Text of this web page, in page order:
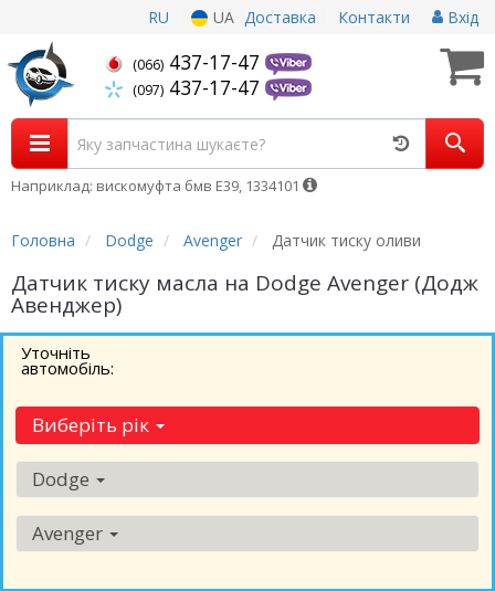
RU UA Доставка Контакти Вхід
(066) 437-17-47
(097) 437-17-47
Наприклад: вискомуфта бмв Е39, 1334101
Головна Dodge Avenger Датчик тиску оливи
Датчик тиску масла на Dodge Avenger (Додж
Авенджер)
Уточніть
автомобіль:
Виберіть рік
Dodge
Avenger